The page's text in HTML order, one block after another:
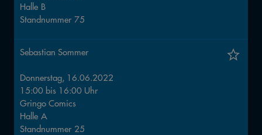
Halle B
Standnummer 75
Sebastian Sommer
Donnerstag, 16.06.2022
15:00 bis 16:00 Uhr
Gringo Comics
Halle A
Standnummer 25